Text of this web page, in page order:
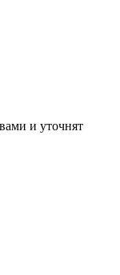
и уточнят